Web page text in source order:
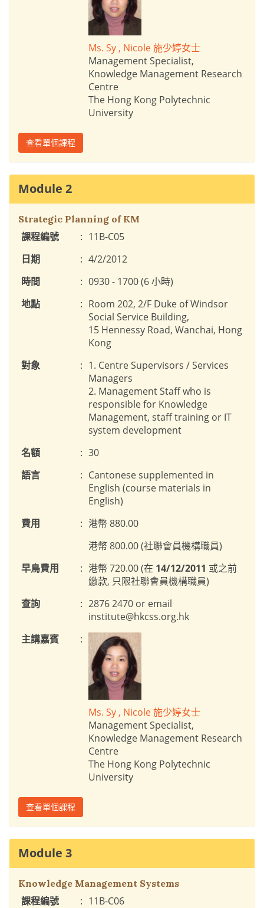
Ms. Sy , Nicole 施少婷女士
Management Specialist,
Knowledge Management Research
Centre
The Hong Kong Polytechnic
University
查看單個課程
Module 2
Strategic Planning of KM
課程編號 : 11B-C05
日期
: 4/2/2012
時間
: 0930 - 1700 (6 小時)
地點
: Room 202, 2/F Duke of Windsor
Social Service Building,
15 Hennessy Road, Wanchai, Hong
Kong
對象
: 1. Centre Supervisors / Services
Managers
2. Management Staff who is
responsible for Knowledge
Management, staff training or IT
system development
名額
: 30
語言
: Cantonese supplemented in
English (course materials in
English)
費用
: 港幣 880.00
港幣 800.00 (社聯會員機構職員)
早鳥費用
: 港幣 720.00 (在 14/12/2011 或之前
繳款, 只限社聯會員機構職員)
查詢
: 2876 2470 or email
institute@hkcss.org.hk
主講嘉賓
:
Ms. Sy , Nicole 施少婷女士
Management Specialist,
Knowledge Management Research
Centre
The Hong Kong Polytechnic
University
查看單個課程
Module 3
Knowledge Management Systems
課程編號 : 11B-C06